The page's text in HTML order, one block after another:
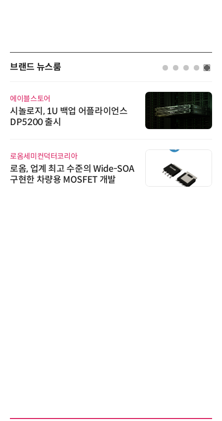
브랜드 뉴스룸
에이블스토어
시놀로지, 1U 백업 어플라이언스
DP5200 출시
로옴세미컨덕터코리아
로옴, 업계 최고 수준의 Wide-SOA
구현한 차량용 MOSFET 개발